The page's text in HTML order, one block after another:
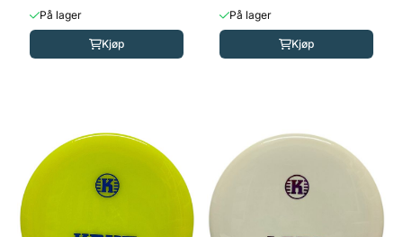
På lager
Kjøp
På lager
Kjøp